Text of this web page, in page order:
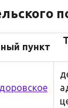
пункт